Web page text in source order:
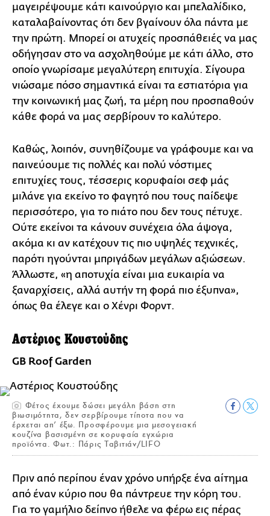
μαγειρέψουμε κάτι καινούργιο και μπελαλίδικο,
καταλαβαίνοντας ότι δεν βγαίνουν όλα πάντα με
την πρώτη. Μπορεί οι ατυχείς προσπάθειές να μας
οδήγησαν στο να ασχοληθούμε με κάτι άλλο, στο
οποίο γνωρίσαμε μεγαλύτερη επιτυχία. Σίγουρα
νιώσαμε πόσο σημαντικά είναι τα εστιατόρια για
την κοινωνική μας ζωή, τα μέρη που προσπαθούν
κάθε φορά να μας σερβίρουν το καλύτερο.
Καθώς, λοιπόν, συνηθίζουμε να γράφουμε και να
παινεύουμε τις πολλές και πολύ νόστιμες
επιτυχίες τους, τέσσερις κορυφαίοι σεφ μάς
μιλάνε για εκείνο το φαγητό που τους παίδεψε
περισσότερο, για το πιάτο που δεν τους πέτυχε.
Ούτε εκείνοι τα κάνουν συνέχεια όλα άψογα,
ακόμα κι αν κατέχουν τις πιο υψηλές τεχνικές,
παρότι ηγούνται μπριγάδων μεγάλων αξιώσεων.
Άλλωστε, «η αποτυχία είναι μια ευκαιρία να
ξαναρχίσεις, αλλά αυτήν τη φορά πιο έξυπνα»,
όπως θα έλεγε και ο Χένρι Φορντ.
Αστέριος Κουστούδης
GB Roof Garden
Φέτος έχουμε δώσει μεγάλη βάση στη
βιωσιμότητα, δεν σερβίρουμε τίποτα που να
έρχεται απ’ έξω. Προσφέρουμε μια μεσογειακή
κουζίνα βασισμένη σε κορυφαία εγχώρια
προϊόντα. Φωτ.: Πάρις Ταβιτιάν/LIFO
Πριν από περίπου έναν χρόνο υπήρξε ένα αίτημα
από έναν κύριο που θα πάντρευε την κόρη του.
Για το γαμήλιο δείπνο ήθελε να φέρω εις πέρας